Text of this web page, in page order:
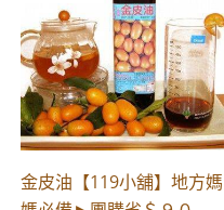
金皮油【119小舖】地方媽